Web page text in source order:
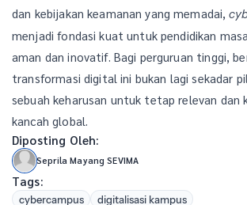
dan kebijakan keamanan yang memadai,
menjadi fondasi kuat untuk pendidikan
aman dan inovatif. Bagi perguruan tinggi,
transformasi digital ini bukan lagi sekadar
sebuah keharusan untuk tetap relevan dan
kancah global.
Diposting Oleh:
Seprila Mayang SEVIMA
Tags:
cybercampus digitalisasi kampus